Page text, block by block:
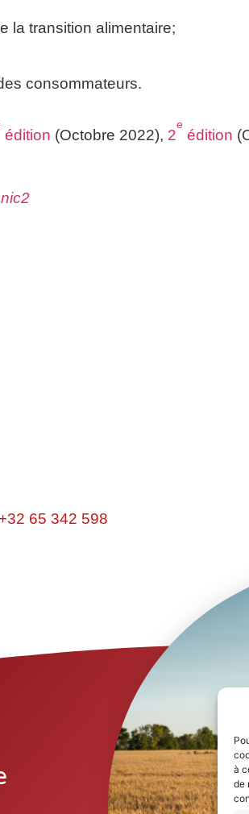
à
de
la tran­si­tion alimentaire;
consommateurs.
édi­tion (Octobre 2022), 2
e
édi­tion
65 342 598